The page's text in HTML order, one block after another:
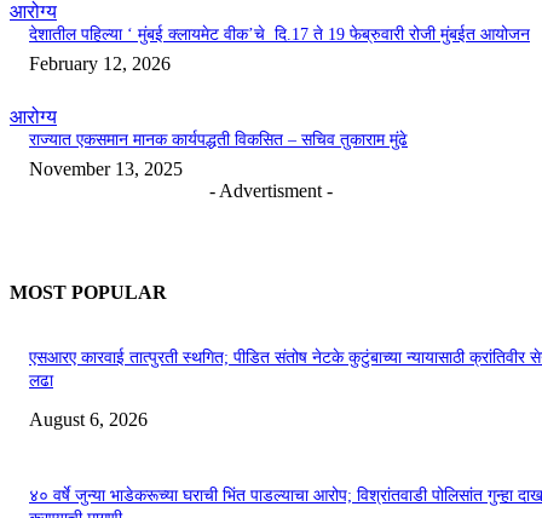
आरोग्य
देशातील पहिल्या ‘ मुंबई क्लायमेट वीक’चे दि.17 ते 19 फेब्रुवारी रोजी मुंबईत आयोजन
February 12, 2026
आरोग्य
राज्यात एकसमान मानक कार्यपद्धती विकसित – सचिव तुकाराम मुंढे
November 13, 2025
- Advertisment -
MOST POPULAR
एसआरए कारवाई तात्पुरती स्थगित; पीडित संतोष नेटके कुटुंबाच्या न्यायासाठी क्रांतिवीर
लढा
August 6, 2026
४० वर्षे जुन्या भाडेकरूच्या घराची भिंत पाडल्याचा आरोप; विश्रांतवाडी पोलिसांत गुन्हा